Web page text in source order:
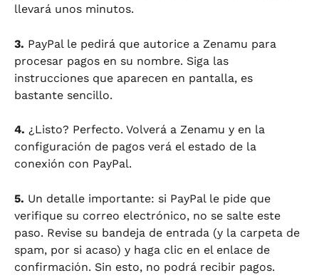
llevará unos minutos.
3. PayPal le pedirá que autorice a Zenamu para
procesar pagos en su nombre. Siga las
instrucciones que aparecen en pantalla, es
bastante sencillo.
4. ¿Listo? Perfecto. Volverá a Zenamu y en la
configuración de pagos verá el estado de la
conexión con PayPal.
5. Un detalle importante: si PayPal le pide que
verifique su correo electrónico, no se salte este
paso. Revise su bandeja de entrada (y la carpeta de
spam, por si acaso) y haga clic en el enlace de
confirmación. Sin esto, no podrá recibir pagos.